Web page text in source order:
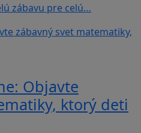
zábavu pre celú…
Objavte
ktorý deti